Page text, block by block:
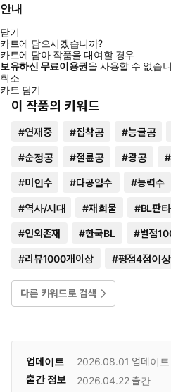
안내
닫기
카트에 담으시겠습니까?
카트에 담아 작품을 대여할 경우
보유하신 무료이용권을 사용할 수 없습
취소
카트 담기
이 작품의 키워드
#연재중 #집착공 #능글공
#순정공 #절륜공 #광공 #
#미인수 #다공일수 #능력수
#역사/시대 #재회물 #BL판
#인외존재 #한국BL #별점
#리뷰1000개이상 #평점4점이상
다른 키워드로 검색
업데이트 2026.08.01 업데이트
출간 정보
2026.04.22 출간